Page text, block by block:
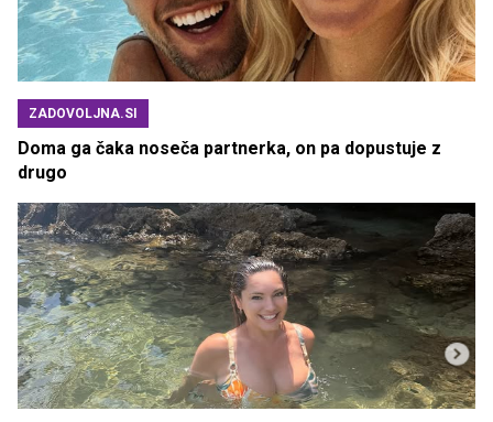
ZADOVOLJNA.SI
Doma ga čaka noseča partnerka, on pa dopustuje z
drugo